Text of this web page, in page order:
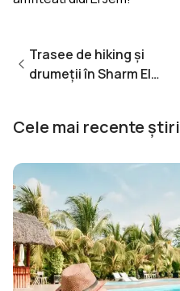
Trasee de hiking și
drumeții în Sharm El
Cele mai recente știri